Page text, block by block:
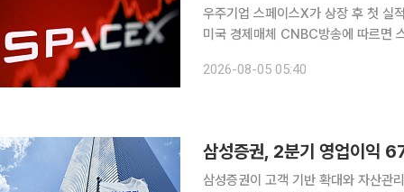
우주기업 스페이스X가 상장 후 첫 실적에서
미국 경제매체 CNBC방송에 따르면
록했다. 이번 실적은 지난 6월 기
2026-08-05 05:40
삼성증권, 2분기 영업이익
삼성증권이 고객 기반 확대와 자산